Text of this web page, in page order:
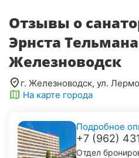
Отзывы о
Эрнста
Железноводск
г. Железноводск, ул.
На карте города
Подробное
+7 (962)
Отдел